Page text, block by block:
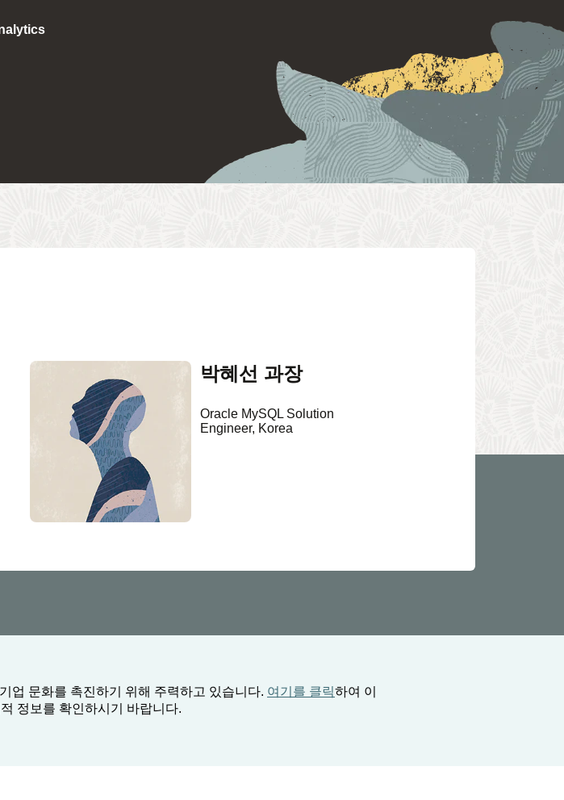
박혜선 과장
Oracle MySQL Solution
Engineer, Korea
업 문화를 촉진하기 위해 주력하고 있습니다. 여기를 클릭하여 이
정보를 확인하시기 바랍니다.